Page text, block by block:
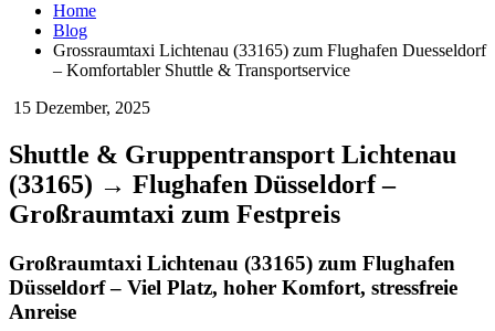
Home
Blog
Grossraumtaxi Lichtenau (33165) zum Flughafen Duesseldorf
– Komfortabler Shuttle & Transportservice
15 Dezember, 2025
Shuttle & Gruppentransport Lichtenau
(33165) → Flughafen Düsseldorf –
Großraumtaxi zum Festpreis
Großraumtaxi Lichtenau (33165) zum Flughafen
Düsseldorf – Viel Platz, hoher Komfort, stressfreie
Anreise